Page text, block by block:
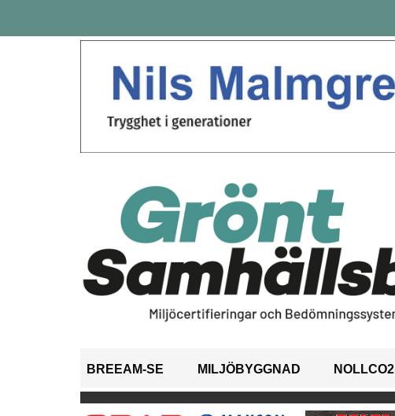
BREEAM-SE MILJÖBYGGNAD NOLLCO2